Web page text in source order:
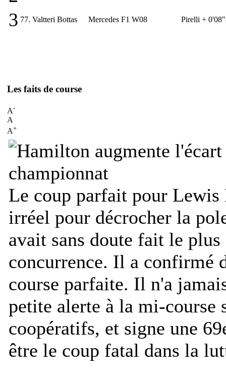
3 77. Valtteri Bottas Mercedes F1 W08 Pirelli +
Les faits de course
A-
A
A+
Le coup parfait pour
irréel pour décrocher la
avait sans doute fait le
concurrence. Il a confirmé
course parfaite. Il n'a
petite alerte à la mi-course
coopératifs, et signe une
être le coup fatal dans la